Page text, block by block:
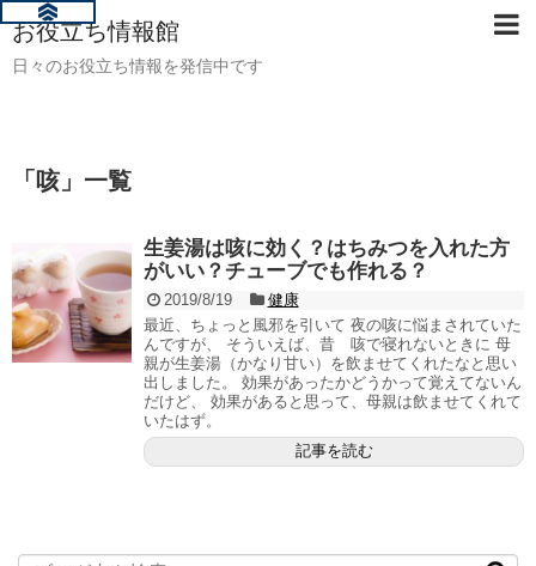
お役立ち情報館
日々のお役立ち情報を発信中です
「 咳」 一覧
生姜湯は咳に効く？はちみつを入れた方
がいい？チューブでも作れる？
2019/8/19
健康
最近、ちょっと風邪を引いて 夜の咳に悩まされていた
んですが、 そういえば、昔 咳で寝れないときに 母
親が生姜湯（かなり甘い）を飲ませてくれたなと思い
出しました。 効果があったかどうかって覚えてないん
だけど、 効果があると思って、母親は飲ませてくれて
いたはず。
記事を読む